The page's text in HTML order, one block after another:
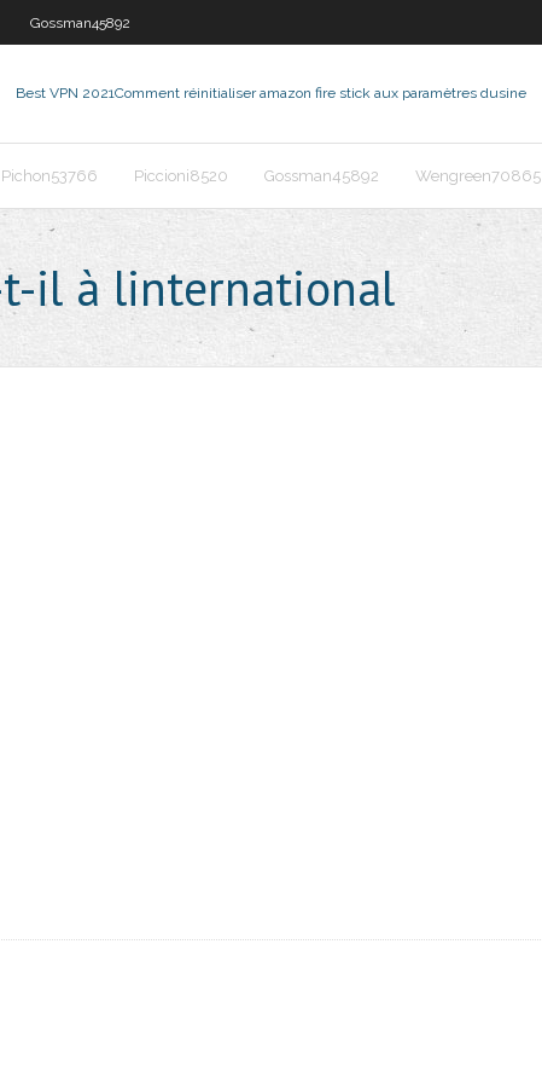
Gossman45892
Best VPN 2021Comment réinitialiser amazon fire stick aux paramètres dusine
Pichon53766 Piccioni8520 Gossman45892 Wengreen70865
il à linternational